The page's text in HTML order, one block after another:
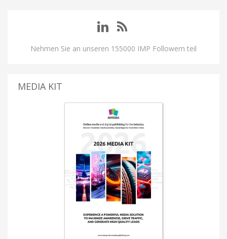
Nehmen Sie an unseren 155000 IMP Followern teil
MEDIA KIT